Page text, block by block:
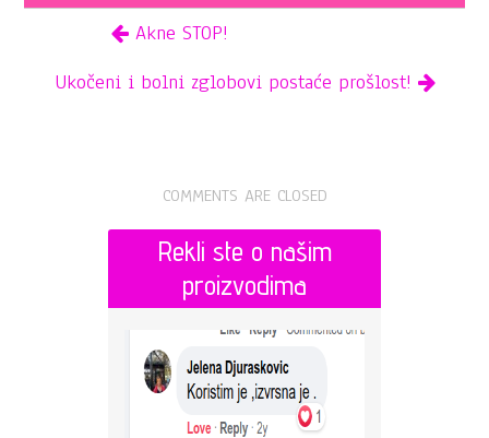
Akne STOP!
Ukočeni i bolni zglobovi postaće prošlost!
COMMENTS ARE CLOSED
Rekli ste o našim
proizvodima